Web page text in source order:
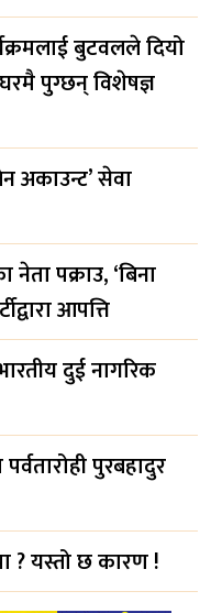
बुटवलले दियो
पुग्छन् विशेषज्ञ
अकाउन्ट’ सेवा
नेता पक्राउ, ‘बिना
आपत्ति
दुई नागरिक
पुरबहादुर
? यस्तो छ कारण !